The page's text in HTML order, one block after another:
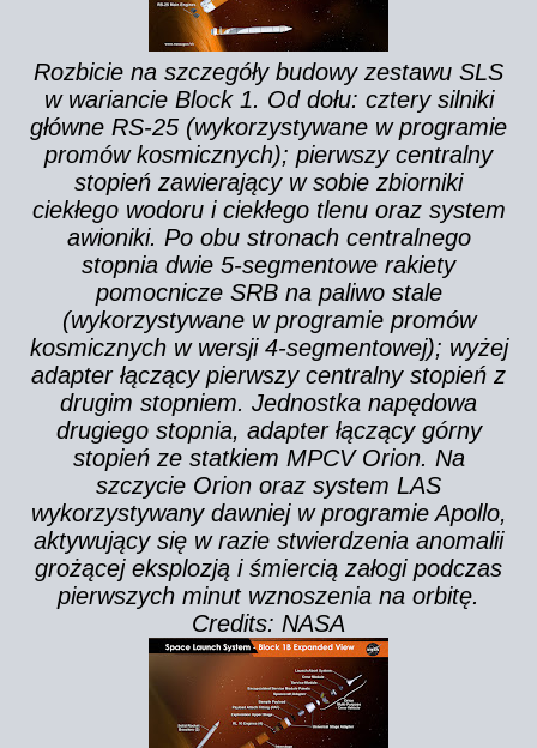
Rozbicie na szczegóły budowy zestawu SLS
w wariancie Block 1. Od dołu: cztery silniki
główne RS-25 (wykorzystywane w programie
promów kosmicznych); pierwszy centralny
stopień zawierający w sobie zbiorniki
ciekłego wodoru i ciekłego tlenu oraz system
awioniki. Po obu stronach centralnego
stopnia dwie 5-segmentowe rakiety
pomocnicze SRB na paliwo stale
(wykorzystywane w programie promów
kosmicznych w wersji 4-segmentowej); wyżej
adapter łączący pierwszy centralny stopień z
drugim stopniem. Jednostka napędowa
drugiego stopnia, adapter łączący górny
stopień ze statkiem MPCV Orion. Na
szczycie Orion oraz system LAS
wykorzystywany dawniej w programie Apollo,
aktywujący się w razie stwierdzenia anomalii
grożącej eksplozją i śmiercią załogi podczas
pierwszych minut wznoszenia na orbitę.
Credits: NASA